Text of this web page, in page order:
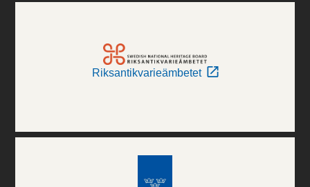
Riksantikvarieämbetet